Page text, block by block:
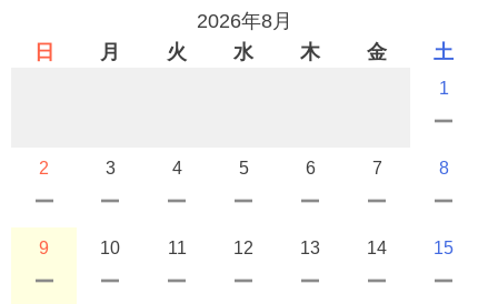
2026年8月
日
月 火 水 木 金 土
1
2 3 4 5 6 7 8
9 10 11 12 13 14 15